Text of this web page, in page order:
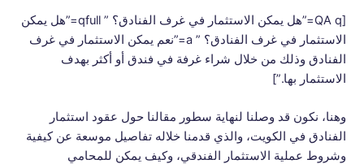
[QA q=”هل يمكن الاستثمار في غرف الفنادق؟ ” qfull=”هل يمكن
الاستثمار في غرف الفنادق؟ ” a=”نعم يمكن الاستثمار في غرف
الفنادق وذلك من خلال شراء غرفة في فندق أو أكثر بهدف
الاستثمار بها.”]
وهنا، نكون قد وصلنا لنهاية سطور مقالنا حول عقود استثمار
الفنادق في الكويت، والذي قدمنا خلاله تفاصيل موسعة عن كيفية
وشروط عملية الاستثمار الفندقي، وكيف يمكن للمحامي